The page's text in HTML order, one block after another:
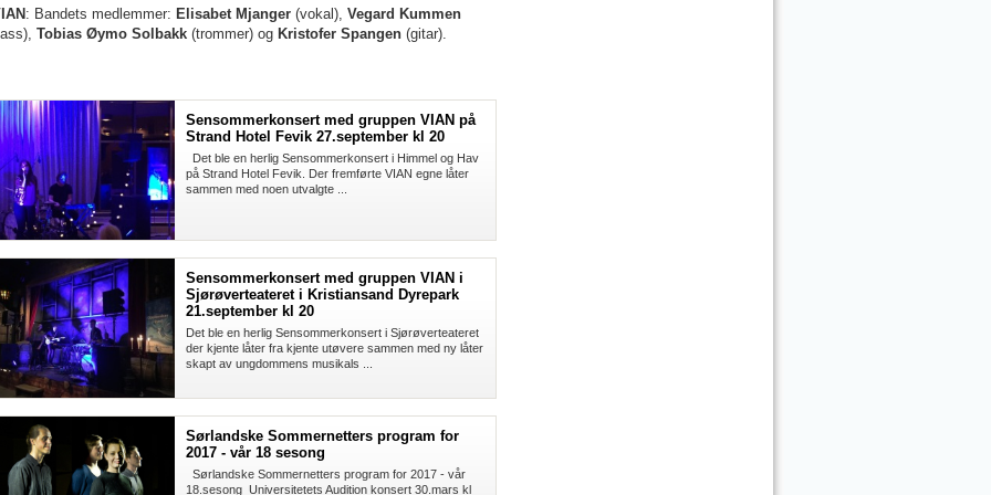
: Bandets medlemmer: Elisabet Mjanger (vokal), Vegard Kummen
Tobias Øymo Solbakk (trommer) og Kristofer Spangen (gitar).
Sensommerkonsert med gruppen VIAN på
Strand Hotel Fevik 27.september kl 20
Det ble en herlig Sensommerkonsert i Himmel og Hav
på Strand Hotel Fevik. Der fremførte VIAN egne låter
sammen med noen utvalgte ...
Sensommerkonsert med gruppen VIAN i
Sjørøverteateret i Kristiansand Dyrepark
21.september kl 20
Det ble en herlig Sensommerkonsert i Sjørøverteateret
der kjente låter fra kjente utøvere sammen med ny låter
skapt av ungdommens musikals ...
Sørlandske Sommernetters program for
2017 - vår 18 sesong
Sørlandske Sommernetters program for 2017 - vår
18.sesong Universitetets Audition konsert 30.mars kl